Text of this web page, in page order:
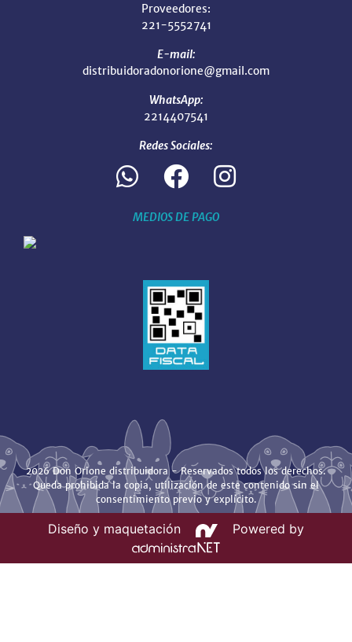
Proveedores:
221-5552741
E-mail:
distribuidoradonorione@gmail.com
WhatsApp:
2214407541
Redes Sociales:
MEDIOS DE PAGO
2026 Don Orione distribuidora - Reservados todos los derechos.
Queda prohibida la copia, utilización de este contenido sin el
consentimiento previo y explícito.
Diseño y maquetación Powered by